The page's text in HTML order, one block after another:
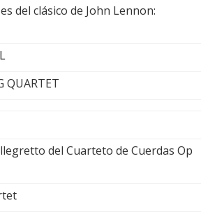
del clásico de John Lennon:
QUARTET
del Cuarteto de Cuerdas Op